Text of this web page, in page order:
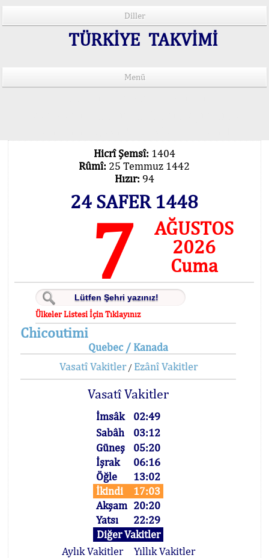
Diller
TÜRKİYE TAKVİMİ
Menü
Hicrî Şemsî: 1404
Rûmî: 25 Temmuz 1442
Hızır: 94
24 SAFER 1448
7
AĞUSTOS
2026
Cuma
Ülkeler Listesi İçin Tıklayınız
Chicoutimi
Quebec / Kanada
Vasatî Vakitler/ Ezânî Vakitler
Vasatî Vakitler
İmsâk
02:49
Sabâh
03:12
Güneş
05:20
İşrak
06:16
Öğle
13:02
İkindi
17:03
Akşam 20:20
Yatsı
22:29
Diğer Vakitler
Aylık Vakitler
Yıllık Vakitler